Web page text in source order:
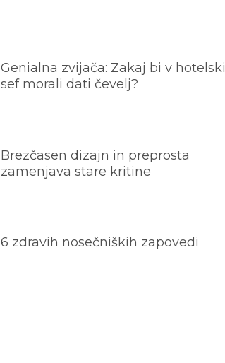
Genialna zvijača: Zakaj bi v hotelski
sef morali dati čevelj?
Brezčasen dizajn in preprosta
zamenjava stare kritine
6 zdravih nosečniških zapovedi